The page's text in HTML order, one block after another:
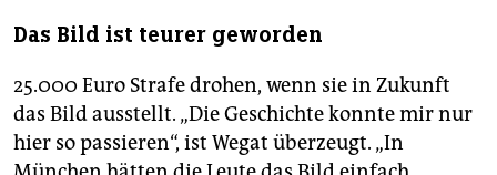
Das Bild ist teurer geworden
25.000 Euro Strafe drohen, wenn sie in Zukunft
das Bild ausstellt. „Die Geschichte konnte mir nur
hier so passieren“, ist Wegat überzeugt. „In